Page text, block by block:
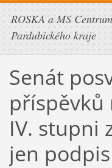
ROSKA a MS
Pardubického kraje
Senát
příspěvků
IV. stupni
jen